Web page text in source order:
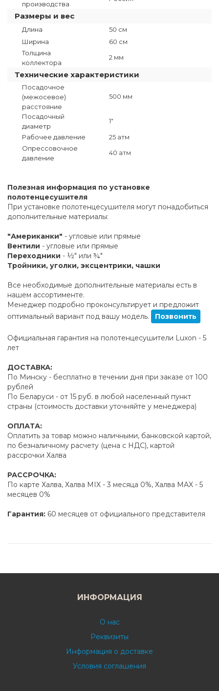
производства
Размеры и вес
Длина
50 см
Ширина
60 см
Толщина
коллектора
2 мм
Технические характеристики
Посадочное
(межосевое)
расстояние
500 мм
Посадочный
диаметр
1"
Рабочее давление
25 атм
Опрессовочное
давление
40 атм
Полезная информация по установке
полотенцесушителя
При установке полотенцесушителя могут понадобиться
дополнительные материалы:
"Американки" - угловые или прямые
Вентили - угловые или прямые
Переходники - ½" или ¾"
Тройники, уголки, эксцентрики, чашки
Все необходимые дополнительные материалы есть в
нашем ассортименте.
Менеджер подробно проконсультирует и предложит
оптимальный вариант под вашу модель.
Позвонить
Официальная гарантия на полотенцесушители Luxon - 5
лет
ДОСТАВКА:
По Минску - бесплатно в течении дня при заказе от 100
рублей
По Беларуси - от 15 руб. в любой населенный пункт
страны (стоимость доставки уточняйте у менеджера)
ОПЛАТА:
Оплатить за товар можно наличными, банковской картой,
по безналичному расчету (цена с НДС), картой
рассрочки Халва
РАССРОЧКА:
По карте Халва, Халва MIX - 3 месяца 0%, Халва MAX - 5
месяцев 0%
Гарантия: 60 месяцев от официального представителя
ИНФОРМАЦИЯ
О нас
Реквизиты
Информация о доставке
Условия соглашения